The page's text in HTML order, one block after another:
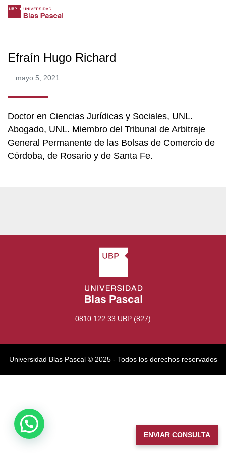
Efraín Hugo Richard
mayo 5, 2021
Doctor en Ciencias Jurídicas y Sociales, UNL.
Abogado, UNL. Miembro del Tribunal de Arbitraje
General Permanente de las Bolsas de Comercio de
Córdoba, de Rosario y de Santa Fe.
0810 122 33 UBP (827)
Universidad Blas Pascal ©️ 2025 - Todos los derechos reservados
ENVIAR CONSULTA